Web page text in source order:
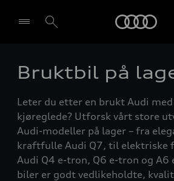
Velg forhandler
Bruktbil på
Leter du etter en brukt Audi
kjøreglede? Utforsk vårt store
Audi-modeller på lager – fra
kraftfulle Audi Q7, til elektriske
Audi Q4 e-tron, Q6 e-tron og A6
biler er godt vedlikeholdte,